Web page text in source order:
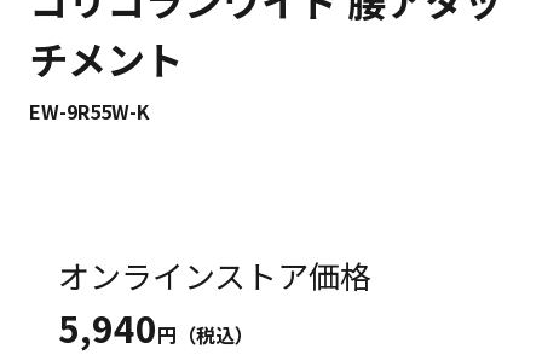
チメント
EW-9R55W-K
オンラインストア価格
5,940円（税込）